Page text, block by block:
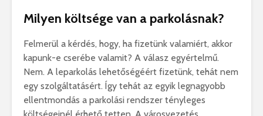
Milyen költsége van a parkolásnak?
Felmerül a kérdés, hogy, ha fizetünk valamiért, akkor
kapunk-e cserébe valamit? A válasz egyértelmű.
Nem. A leparkolás lehetőségéért fizetünk, tehát nem
egy szolgáltatásért. Így tehát az egyik legnagyobb
ellentmondás a parkolási rendszer tényleges